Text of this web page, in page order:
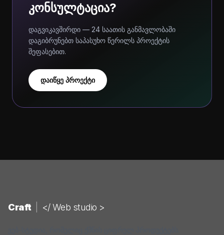
კონსულტაცია?
დაგვიკავშირდი — 24 საათის განმავლობაში
დაგიბრუნებთ საპასუხო წერილს პროექტის
შეფასებით.
დაიწყე პროექტი
Craft </ Web studio >